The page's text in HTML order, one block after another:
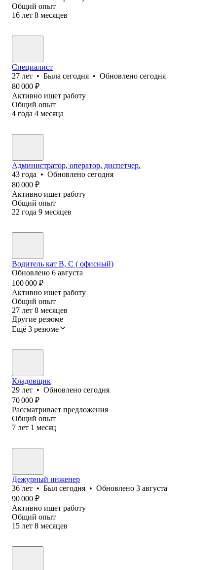
Общий опыт
16 лет 8 месяцев
Специалист
27 лет • Была сегодня • Обновлено сегодня
80 000 ₽
Активно ищет работу
Общий опыт
4 года 4 месяца
Администратор, оператор, диспетчер.
43 года • Обновлено сегодня
80 000 ₽
Активно ищет работу
Общий опыт
22 года 9 месяцев
Водитель кат В, С ( офисный)
Обновлено 6 августа
100 000 ₽
Активно ищет работу
Общий опыт
27 лет 8 месяцев
Другие резюме
Ещё 3 резюме
Кладовщик
29 лет • Обновлено сегодня
70 000 ₽
Рассматривает предложения
Общий опыт
7 лет 1 месяц
Дежурный инженер
36 лет • Был сегодня • Обновлено 3 августа
90 000 ₽
Активно ищет работу
Общий опыт
15 лет 8 месяцев